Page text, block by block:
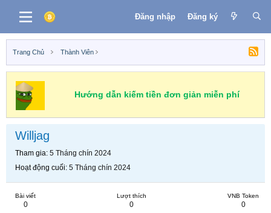
Đăng nhập Đăng ký
Trang Chủ Thành Viên
Hướng dẫn kiếm tiền đơn giản miễn phí
Willjag
Tham gia 5 Tháng chín 2024
Hoạt động cuối 5 Tháng chín 2024
Bài viết
0
Lượt thích
0
VNB Token
0